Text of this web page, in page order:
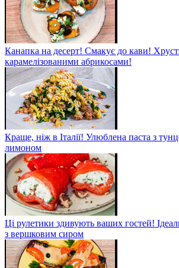
Канапка на десерт! Смакує до кави!
карамелізованими абрикосами!
Краще, ніж в Італії! Улюблена паста з
лимоном
Ці рулетики здивують ваших гостей!
з вершковим сиром